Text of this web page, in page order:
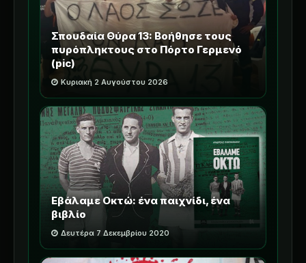
Σπουδαία Θύρα 13: Βοήθησε τους
πυρόπληκτους στο Πόρτο Γερμενό
(pic)
Κυριακή 2 Αυγούστου 2026
Εβάλαμε Οκτώ: ένα παιχνίδι, ένα
βιβλίο
Δευτέρα 7 Δεκεμβρίου 2020